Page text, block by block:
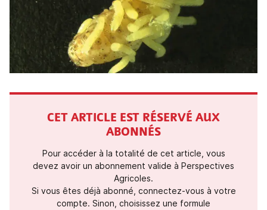
CET ARTICLE EST RÉSERVÉ AUX
ABONNÉS
Pour accéder à la totalité de cet article, vous
devez avoir un abonnement valide à Perspectives
Agricoles.
Si vous êtes déjà abonné, connectez-vous à votre
compte. Sinon, choisissez une formule